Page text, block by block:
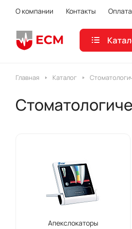
О компании Контакты Оплата
Главная Каталог
Апекслокаторы